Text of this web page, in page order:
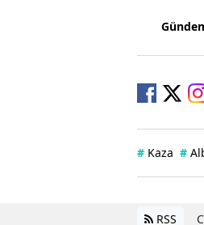
# Kaza #
RSS